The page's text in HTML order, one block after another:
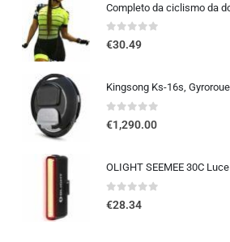
0out of 5
€30.49
Kingsong Ks-16s,
0out of 5
€1,290.00
0out of 5
€28.34